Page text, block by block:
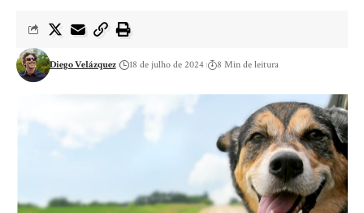
Diego Velázquez 18 de julho de 2024 8 Min de leitura